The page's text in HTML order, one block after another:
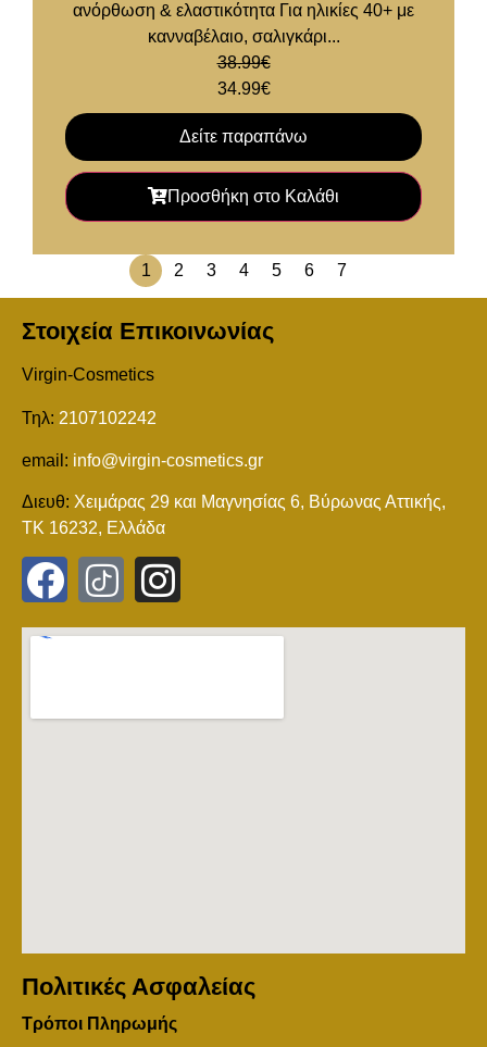
ανόρθωση & ελαστικότητα Για ηλικίες 40+ με
κανναβέλαιο, σαλιγκάρι...
38.99€
34.99€
Δείτε παραπάνω
Προσθήκη στο Καλάθι
1 2 3 4 5 6 7
Στοιχεία Επικοινωνίας
Virgin-Cosmetics
Τηλ: 2107102242
email: info@virgin-cosmetics.gr
Διευθ: Χειμάρας 29 και Mαγνησίας 6, Βύρωνας Αττικής,
ΤΚ 16232, Ελλάδα
Πολιτικές Ασφαλείας
Τρόποι Πληρωμής